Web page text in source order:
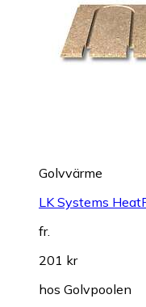
Golvvärme
LK Systems
fr.
201 kr
hos Golvpoolen